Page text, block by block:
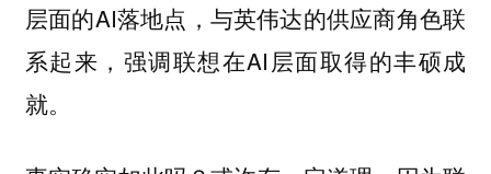
层面的AI落地点，与英伟达的供应商角色联
系起来，强调联想在AI层面取得的丰硕成
就。